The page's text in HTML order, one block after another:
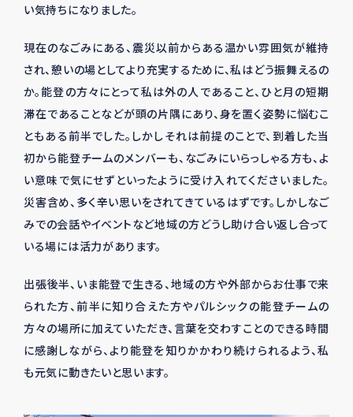
い気持ちになりました。
現在のなごみにある、震災以前からある温かい雰囲気が維持
され、憩いの場としてより充実するために、私はどう振舞えるの
か。能登の方々にとって私は外の人であること、ひと月の短期
滞在であることなどが頭の片隅にあり、身を置く姿勢に悩むこ
ともある前半でした。しかしそれは前提のことで、到着した当
初から能登チームのメンバーも、なごみにいらっしゃる方も、よ
い意味で気にせずといったように受け入れてくださいました。
災害含め、多く辛い思いをされてきているはずです。しかしなご
みでの会話やイベントなど地域の方どうし助け合い返し合って
いる場には活力があります。
出張後半、いま能登で生きる、地域の方や外部からお仕事で来
られた方、前半に知り合えた方やパルシックの能登チームの
方々の場所に加えていただき、言葉を交わすことのできる時間
に感謝しながら、より能登を知りかかわり続けられるよう、私
も元気に動きたいと思います。